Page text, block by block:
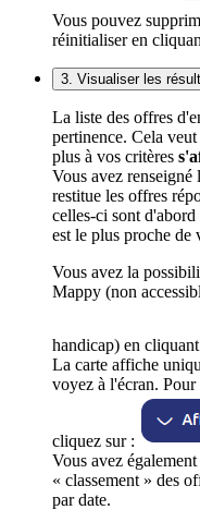
Vous pouvez
réinitialiser en
3. Visualiser les
La liste des offres
pertinence. Cela
plus à vos critères
Vous avez
restitue les offres
celles-ci sont
est le plus proche de
Vous avez la
Mappy (non
handicap) en
La carte affiche
voyez à l'écran.
cliquez sur :
Vous avez
« classement » des
par date.